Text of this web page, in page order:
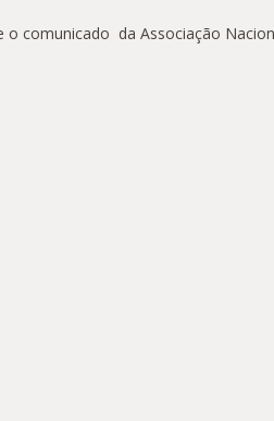
o comunicado da Associação